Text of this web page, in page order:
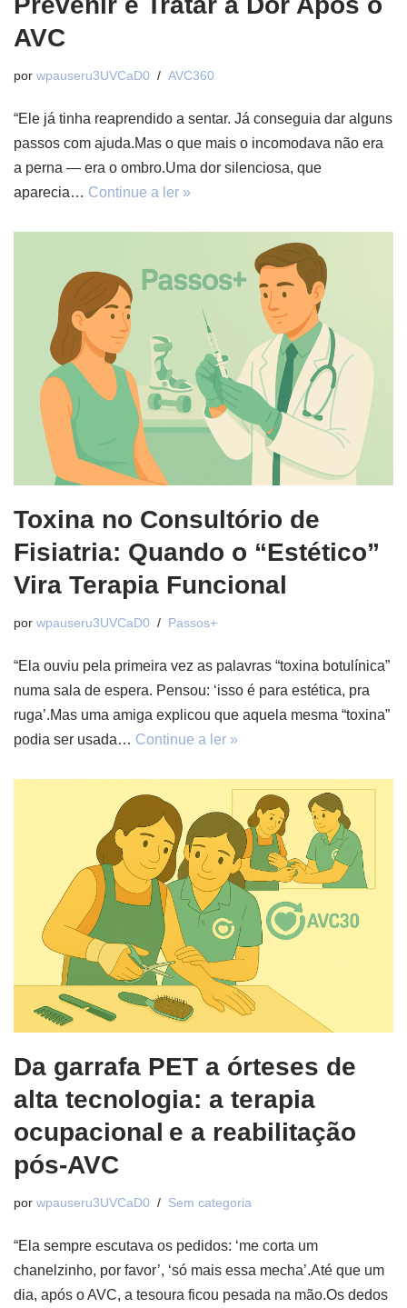
AVC
por wpauseru3UVCaD0 AVC360
“Ele já tinha reaprendido a sentar. Já conseguia dar alguns
passos com ajuda.Mas o que mais o incomodava não era
a perna — era o ombro.Uma dor silenciosa, que
aparecia… Continue a ler »
Toxina no Consultório de
Fisiatria: Quando o “Estético”
Vira Terapia Funcional
por wpauseru3UVCaD0 Passos+
“Ela ouviu pela primeira vez as palavras “toxina botulínica”
numa sala de espera. Pensou: ‘isso é para estética, pra
ruga’.Mas uma amiga explicou que aquela mesma “toxina”
podia ser usada… Continue a ler »
Da garrafa PET a órteses de
alta tecnologia: a terapia
ocupacional e a reabilitação
pós‑AVC
por wpauseru3UVCaD0 Sem categoria
“Ela sempre escutava os pedidos: ‘me corta um
chanelzinho, por favor’, ‘só mais essa mecha’.Até que um
dia, após o AVC, a tesoura ficou pesada na mão.Os dedos